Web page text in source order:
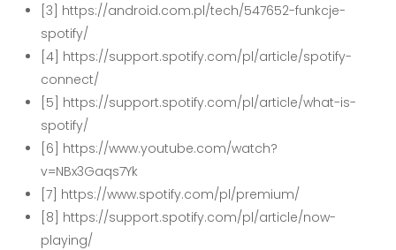
[3] https://android.com.pl/tech/547652-funkcje-
spotify/
[4] https://support.spotify.com/pl/article/spotify-
connect/
[5] https://support.spotify.com/pl/article/what-is-
spotify/
[6] https://www.youtube.com/watch?
v=NBx3Gaqs7Yk
[7] https://www.spotify.com/pl/premium/
[8] https://support.spotify.com/pl/article/now-
playing/